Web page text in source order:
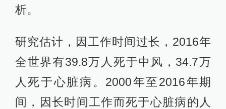
析。
研究估计，因工作时间过长，2016年
全世界有39.8万人死于中风，34.7万
人死于心脏病。2000年至2016年期
间，因长时间工作而死于心脏病的人